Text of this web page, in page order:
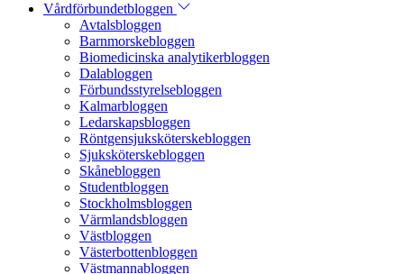
Vårdförbundetbloggen
Avtalsbloggen
Barnmorskebloggen
Biomedicinska analytikerbloggen
Dalabloggen
Förbundsstyrelsebloggen
Kalmarbloggen
Ledarskapsbloggen
Röntgensjuksköterskebloggen
Sjuksköterskebloggen
Skånebloggen
Studentbloggen
Stockholmsbloggen
Värmlandsbloggen
Västbloggen
Västerbottenbloggen
Västmannabloggen